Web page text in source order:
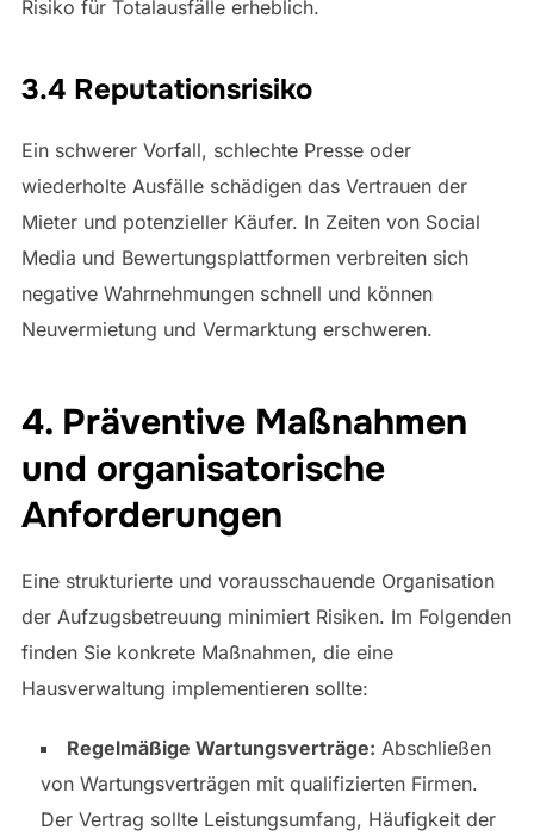
Risiko für Totalausfälle erheblich.
3.4 Reputationsrisiko
Ein schwerer Vorfall, schlechte Presse oder
wiederholte Ausfälle schädigen das Vertrauen der
Mieter und potenzieller Käufer. In Zeiten von Social
Media und Bewertungsplattformen verbreiten sich
negative Wahrnehmungen schnell und können
Neuvermietung und Vermarktung erschweren.
4. Präventive Maßnahmen
und organisatorische
Anforderungen
Eine strukturierte und vorausschauende Organisation
der Aufzugsbetreuung minimiert Risiken. Im Folgenden
finden Sie konkrete Maßnahmen, die eine
Hausverwaltung implementieren sollte:
Regelmäßige Wartungsverträge: Abschließen
von Wartungsverträgen mit qualifizierten Firmen.
Der Vertrag sollte Leistungsumfang, Häufigkeit der